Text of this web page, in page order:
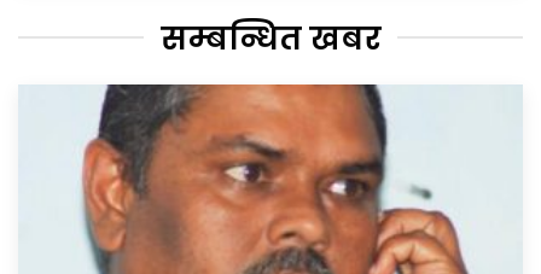
सम्बन्धित खबर